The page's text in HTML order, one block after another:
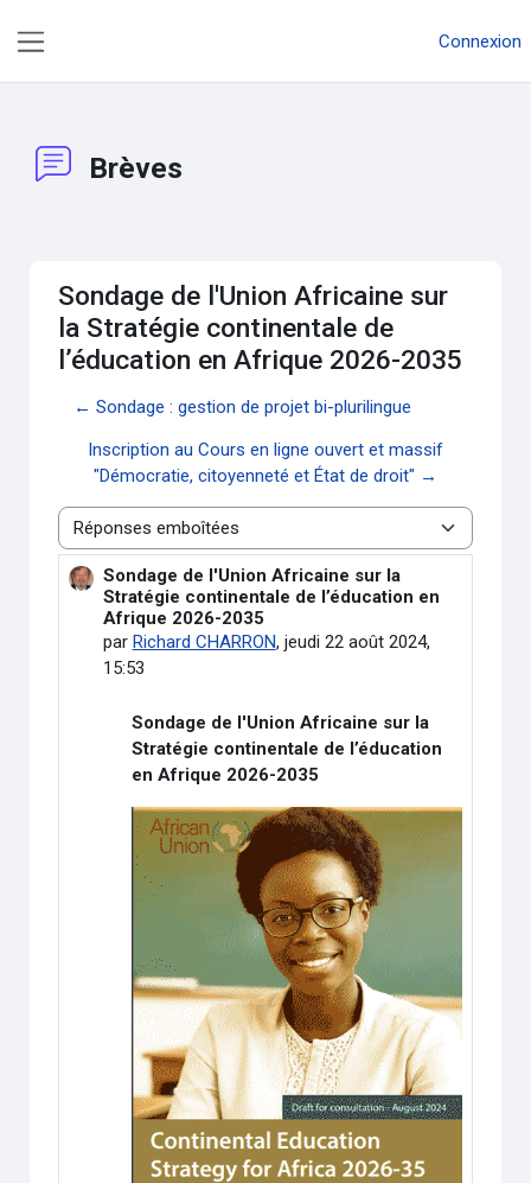
Connexion
Brèves
Sondage de l'Union Africaine sur
la Stratégie continentale de
l’éducation en Afrique 2026-2035
← Sondage : gestion de projet bi-plurilingue
Inscription au Cours en ligne ouvert et massif
"Démocratie, citoyenneté et État de droit" →
Type d’affichage
Sondage de l'Union Africaine sur la
Stratégie continentale de l’éducation en
Afrique 2026-2035
par Richard CHARRON, jeudi 22 août 2024,
15:53
Nombre de réponses : 0
Sondage de l'Union Africaine sur la
Stratégie continentale de l’éducation
en Afrique 2026-2035